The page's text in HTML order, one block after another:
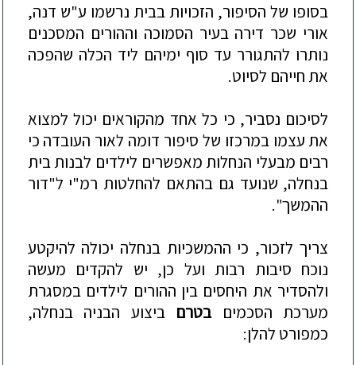
בסופו של הסיפור, הזכויות בבית נרשמו ע"ש דנה,
אורי שכר דירה בעיר הסמוכה וההורים המסכנים
נותרו להתגורר עד סוף ימיהם ליד הכלה שהפכה
את חייהם לסיוט.
לסיכום נסביר, כי כל אחד מהקוראים יכול למצוא
את עצמו במרכזו של סיפור דומה לאור העובדה כי
רבים מבעלי הנחלות מאפשרים לילדים לבנות בית
בנחלה, שנועד גם בהתאם להחלטות רמ"י ל"דור
ההמשך".
צריך לזכור, כי ההמשכיות בנחלה יכולה להיקטע
נוכח סיבות רבות ועל כן, יש להקדים מעשה
ולהסדיר את היחסים בין ההורים לילדיםבמסגרת
מערכת הסכמיםבטרם ביצוע הבניה בנחלה,
כמפורט להלן: